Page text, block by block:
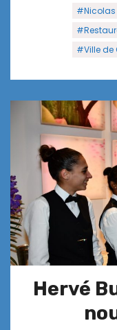
#Nicolas
#Ville de
Hervé